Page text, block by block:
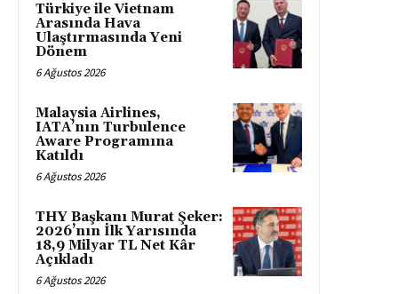
Türkiye ile Vietnam
Arasında Hava
Ulaştırmasında Yeni
Dönem
6 Ağustos 2026
Malaysia Airlines,
IATA’nın Turbulence
Aware Programına
Katıldı
6 Ağustos 2026
THY Başkanı Murat Şeker:
2026’nın İlk Yarısında
18,9 Milyar TL Net Kâr
Açıkladı
6 Ağustos 2026